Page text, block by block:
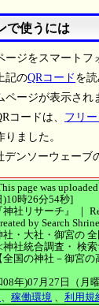
で使うには
ージをスマートフ
記のQRコード を
ページが表示され
コードは、 フリ
りました。
デンソーウェーブ
page was
)10時26分54秒]
神社リサーチ』 ｜
by Search
社・大社・御宮の 全
社統合調査・ 検
全国の神社－御宮の
年)07月27日（月
、 稼働環境 、 利用規